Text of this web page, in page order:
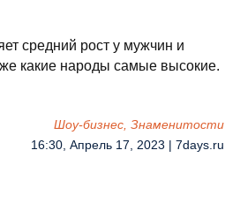
средний рост у мужчин и
какие народы самые высокие.
Шоу-бизнес, Знаменитости
16:30, Апрель 17, 2023 | 7days.ru